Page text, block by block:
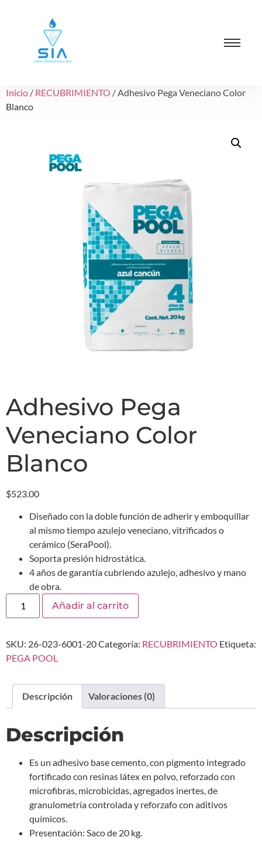
Inicio / RECUBRIMIENTO / Adhesivo Pega Veneciano Color
Blanco
Adhesivo Pega
Veneciano Color
Blanco
$523.00
Diseñado con la doble función de adherir y emboquillar
al mismo tiempo azulejo veneciano, vitrificados o
cerámico (SeraPool).
Soporta presión hidrostática.
4 años de garantía cubriendo azulejo, adhesivo y mano
de obra.
Añadir al carrito
SKU: 26-023-6001-20Categoría: RECUBRIMIENTO Etiqueta:
PEGA POOL
Descripción Valoraciones (0)
Descripción
Es un adhesivo base cemento, con pigmento integrado
fortificado con resinas látex en polvo, reforzado con
microfibras, microbicidas, agregados inertes, de
granulometría controlada y reforzafo con aditivos
químicos.
Presentación: Saco de 20 kg.